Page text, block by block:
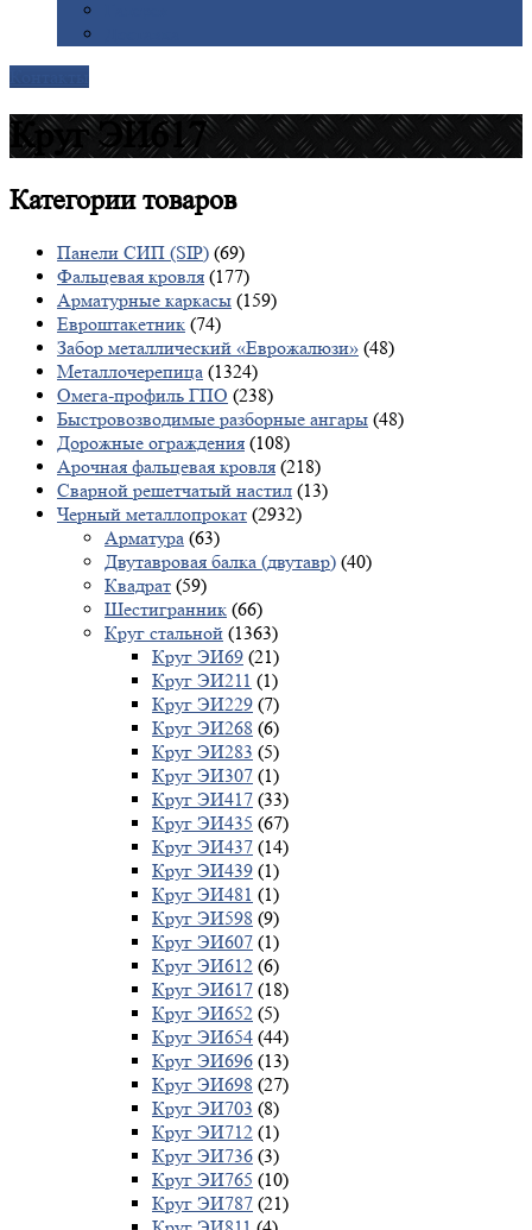
Круг ЭИ617
Категориитоваров
Панели СИП (SIP) (69)
Фальцевая кровля (177)
Арматурные каркасы (159)
Евроштакетник (74)
Забор металлический «Еврожалюзи» (48)
Металлочерепица (1324)
Омега-профиль ГПО (238)
Быстровозводимые разборные ангары (48)
Дорожные ограждения (108)
Арочная фальцевая кровля (218)
Сварной решетчатый настил (13)
Черный металлопрокат (2932)
Арматура (63)
Двутавровая балка (двутавр) (40)
Квадрат (59)
Шестигранник (66)
Круг стальной (1363)
Круг ЭИ69 (21)
Круг ЭИ211 (1)
Круг ЭИ229 (7)
Круг ЭИ268 (6)
Круг ЭИ283 (5)
Круг ЭИ307 (1)
Круг ЭИ417 (33)
Круг ЭИ435 (67)
Круг ЭИ437 (14)
Круг ЭИ439 (1)
Круг ЭИ481 (1)
Круг ЭИ598 (9)
Круг ЭИ607 (1)
Круг ЭИ612 (6)
Круг ЭИ617 (18)
Круг ЭИ652 (5)
Круг ЭИ654 (44)
Круг ЭИ696 (13)
Круг ЭИ698 (27)
Круг ЭИ703 (8)
Круг ЭИ712 (1)
Круг ЭИ736 (3)
Круг ЭИ765 (10)
Круг ЭИ787 (21)